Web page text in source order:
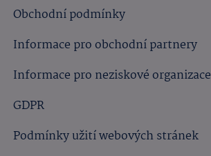
Obchodní podmínky
Informace pro obchodní partnery
Informace pro neziskové organizace
GDPR
Podmínky užití webových stránek